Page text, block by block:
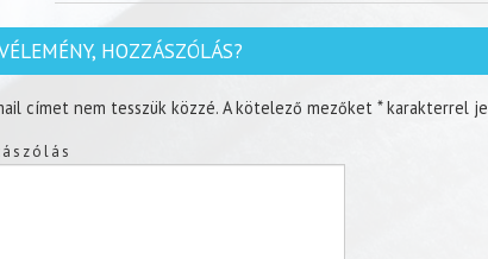
HOZZÁSZÓLÁS?
címet nem tesszük közzé. A kötelező mezőket *karakterrel